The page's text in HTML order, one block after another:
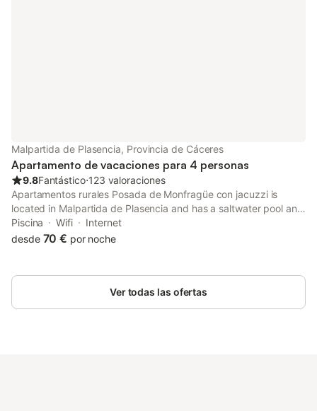
Malpartida de Plasencia, Provincia de Cáceres
Apartamento de vacaciones para 4 personas
9.8Fantástico⋅123 valoraciones
Apartamentos rurales Posada de Monfragüe con jacuzzi is
located in Malpartida de Plasencia and has a saltwater pool and
pool views. Featuring luggage storage space, this property also
provides guests with a children's playground.
Piscina Wifi
Internet
desde 70 € por noche
Ver todas las ofertas